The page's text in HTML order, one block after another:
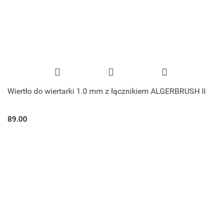
Wiertło do wiertarki 1.0 mm z łącznikiem ALGERBRUSH II
89.00